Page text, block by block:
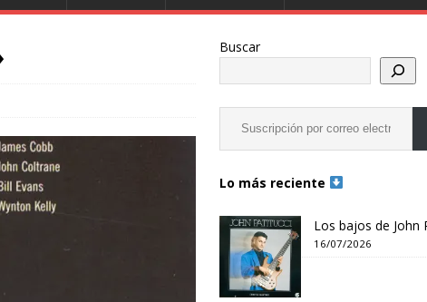
Buscar
Lo más reciente
Los bajos de John
16/07/2026